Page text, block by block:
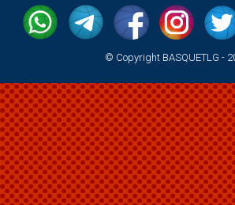
© Copyright BASQUETLG -